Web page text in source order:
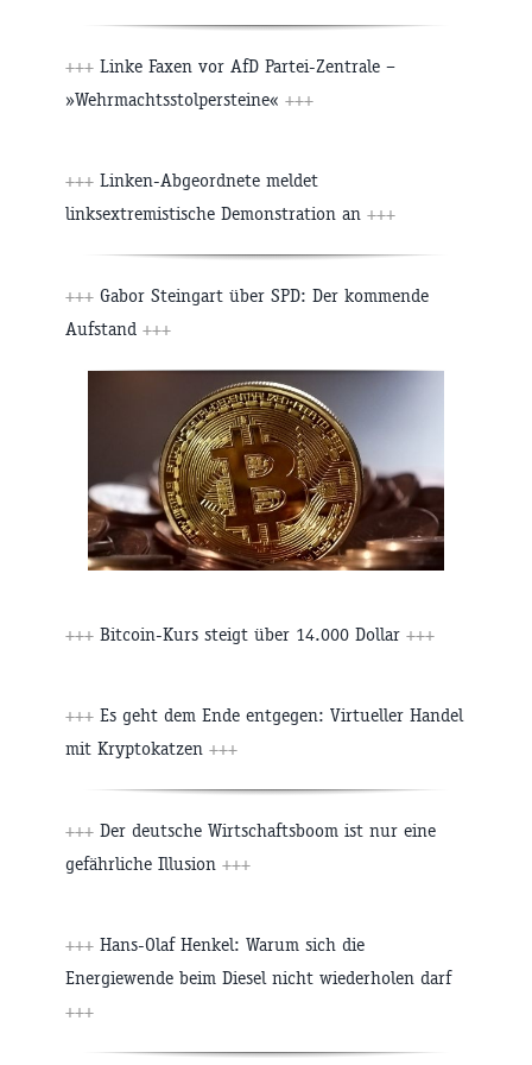
+++ Linke Faxen vor AfD Partei-Zentrale –
»Wehrmachtsstolpersteine« +++
+++ Linken-Abgeordnete meldet
linksextremistische Demonstration an +++
+++ Gabor Steingart über SPD: Der kommende
Aufstand +++
+++ Bitcoin-Kurs steigt über 14.000 Dollar +++
+++ Es geht dem Ende entgegen: Virtueller Handel
mit Kryptokatzen +++
+++ Der deutsche Wirtschaftsboom ist nur eine
gefährliche Illusion +++
+++ Hans-Olaf Henkel: Warum sich die
Energiewende beim Diesel nicht wiederholen darf
+++